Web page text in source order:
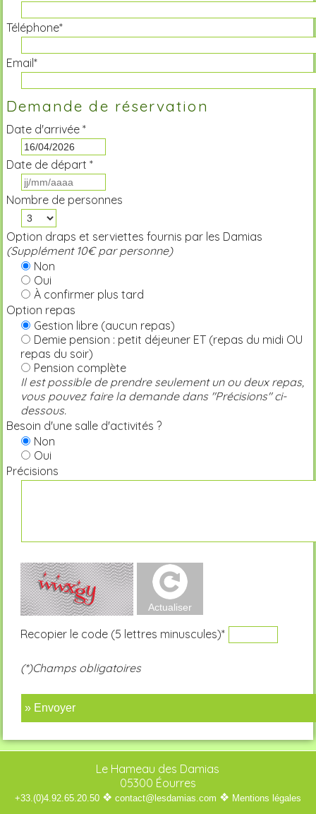
Téléphone*
Email*
Demande de réservation
Date d'arrivée *
Date de départ *
Nombre de personnes
Option draps et serviettes fournis par les Damias
(Supplément 10€ par personne)
Non
Oui
À confirmer plus tard
Option repas
Gestion libre (aucun repas)
Demie pension : petit déjeuner ET (repas du midi OU
repas du soir)
Pension complète
Il est possible de prendre seulement un ou deux repas,
vous pouvez faire la demande dans "Précisions" ci-
dessous.
Besoin d'une salle d'activités ?
Non
Oui
Précisions
Recopier le code (5 lettres minuscules)*
(*)Champs obligatoires
» Envoyer
Le Hameau des Damias
05300 Éourres
+33.(0)4.92.65.20.50 ❖ contact@lesdamias.com ❖ Mentions légales